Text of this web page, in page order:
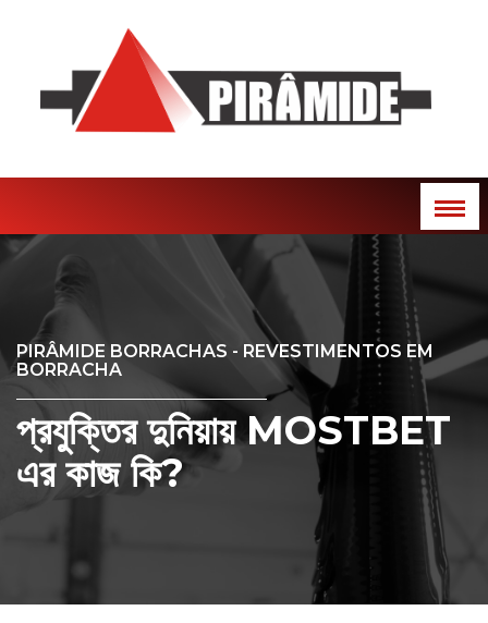
PIRÂMIDE BORRACHAS - REVESTIMENTOS EM
BORRACHA
প্রযুক্তির দুনিয়ায় MOSTBET
এর কাজ কি?